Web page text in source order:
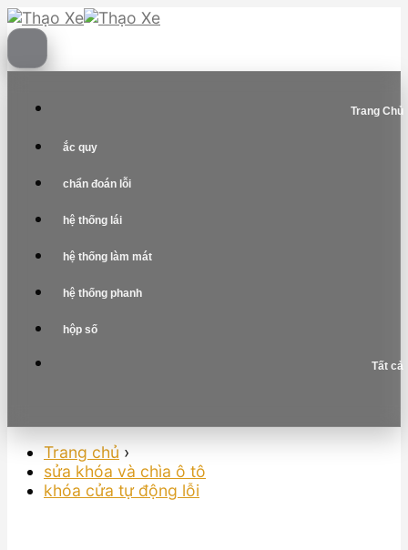
Skip
to
content
Trang Chủ
ắc quy
chẩn đoán lỗi
hệ thống lái
hệ thống làm mát
hệ thống phanh
hộp số
Tất cả
Trang chủ ›
sửa khóa và chìa ô tô
khóa cửa tự động lỗi